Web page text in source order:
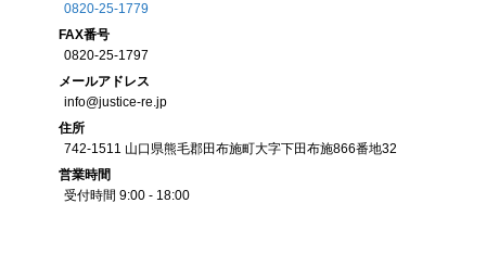
0820-25-1779
FAX番号
0820-25-1797
メールアドレス
info@justice-re.jp
住所
742-1511 山口県熊毛郡田布施町大字下田布施866番地32
営業時間
受付時間 9:00 - 18:00